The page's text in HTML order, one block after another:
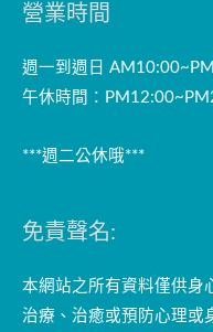
營業時間
週一到週日
午休時間：
***週二公休哦***
免責聲名:
本網站之所有資料僅供身
治療、治癒或預防心理或